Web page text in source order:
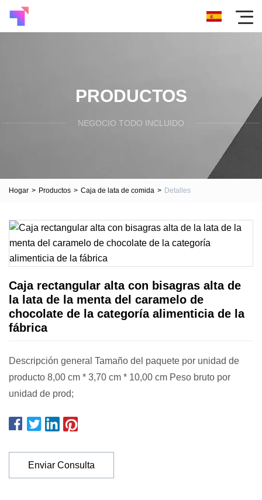
PRODUCTOS
NEGOCIO TODO INCLUIDO
Hogar > Productos > Caja de lata de comida > Detalles
Caja rectangular alta con bisagras alta de
la lata de la menta del caramelo de
chocolate de la categoría alimenticia de la
fábrica
Descripción general Tamaño del paquete por unidad de
producto 8,00 cm * 3,70 cm * 10,00 cm Peso bruto por
unidad de prod;
Enviar Consulta